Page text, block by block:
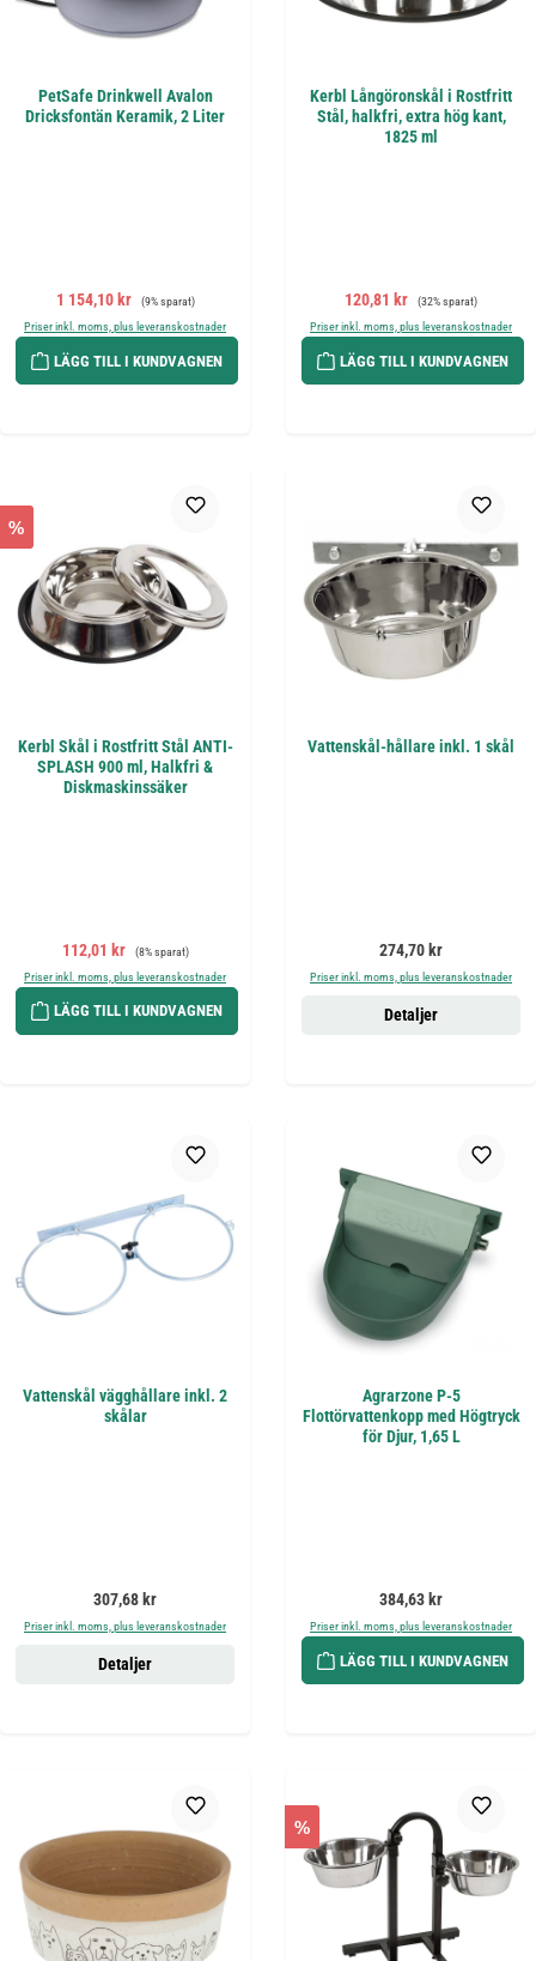
PetSafe Drinkwell Avalon
Dricksfontän Keramik, 2 Liter
Försäljningspris:
1 154,10 kr Ordinarie pris:
(9% sparat)
Priser inkl. moms, plus leveranskostnader
LÄGG TILL I KUNDVAGNEN
Kerbl Långöronskål i Rostfritt
Stål, halkfri, extra hög kant,
1825 ml
Försäljningspris:
120,81 kr Ordinarie pris:
(32% sparat)
Priser inkl. moms, plus leveranskostnader
LÄGG TILL I KUNDVAGNEN
%
Kerbl Skål i Rostfritt Stål ANTI-
SPLASH 900 ml, Halkfri &
Diskmaskinssäker
Försäljningspris:
112,01 kr Ordinarie pris:
(8% sparat)
Priser inkl. moms, plus leveranskostnader
LÄGG TILL I KUNDVAGNEN
Vattenskål-hållare inkl. 1 skål
Ordinarie pris:
274,70 kr
Priser inkl. moms, plus leveranskostnader
Detaljer
Vattenskål vägghållare inkl. 2
skålar
Ordinarie pris:
307,68 kr
Priser inkl. moms, plus leveranskostnader
Detaljer
Agrarzone P-5
Flottörvattenkopp med Högtryck
för Djur, 1,65 L
Ordinarie pris:
384,63 kr
Priser inkl. moms, plus leveranskostnader
LÄGG TILL I KUNDVAGNEN
%